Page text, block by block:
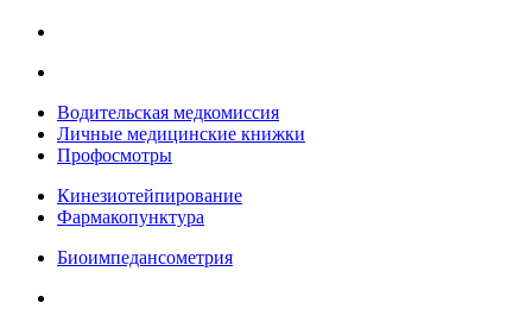
Водительская медкомиссия
Личные медицинские книжки
Профосмотры
Кинезиотейпирование
Фармакопунктура
Биоимпедансометрия